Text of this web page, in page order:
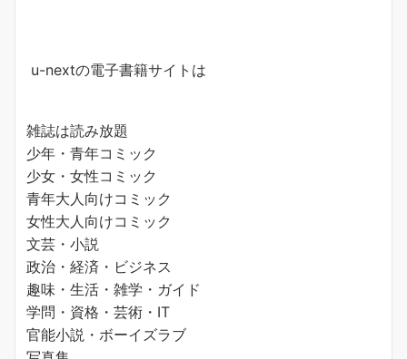
u-nextの電子書籍サイトは
雑誌は読み放題
少年・青年コミック
少女・女性コミック
青年大人向けコミック
女性大人向けコミック
文芸・小説
政治・経済・ビジネス
趣味・生活・雑学・ガイド
学問・資格・芸術・IT
官能小説・ボーイズラブ